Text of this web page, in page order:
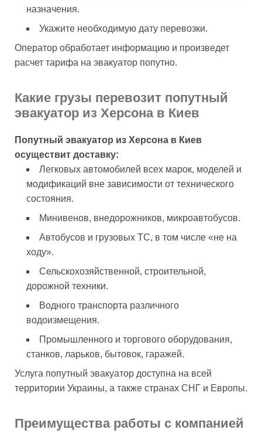
назначения.
Укажите необходимую дату перевозки.
Оператор обработает информацию и произведет
расчет тарифа на эвакуатор попутно.
Какие грузы перевозит попутный
эвакуатор из Херсона в Киев
Попутный эвакуатор из Херсона в Киев
осуществит доставку:
Легковых автомобилей всех марок, моделей и
модификаций вне зависимости от технического
состояния.
Минивенов, внедорожников, микроавтобусов.
Автобусов и грузовых ТС, в том числе «не на
ходу».
Сельскохозяйственной, строительной,
дорожной техники.
Водного транспорта различного
водоизмещения.
Промышленного и торгового оборудования,
станков, ларьков, бытовок, гаражей.
Услуга попутный эвакуатор доступна на всей
территории Украины, а также странах СНГ и Европы.
Преимущества работы с компанией